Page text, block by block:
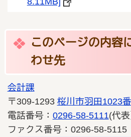
このページの内容
わせ先
会計課
〒309-1293 桜川市羽田1023
電話番号： 0296-58-5111(代表
ファクス番号：0296-58-5115